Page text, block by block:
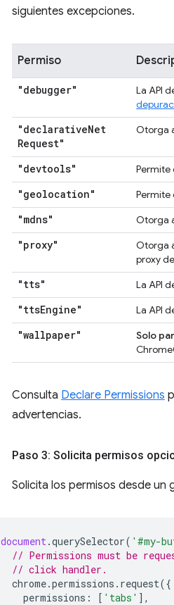
siguientes excepciones.
Permiso
"debugger" La API
"declarativeNet
Request"
Otorga
"devtools" Permite
"geolocation" Permite
"mdns" Otorga
"proxy" Otorga
proxy
"tts" La API
"ttsEngine" La API
"wallpaper" Solo
Consulta Declare Permissions
advertencias.
Paso 3: Solicita permisos
Solicita los permisos desde un
document.querySelector( '#my-
// Permissions must be
// click handler.
chrome.permissions . request({
permissions : [ 'tabs' ],